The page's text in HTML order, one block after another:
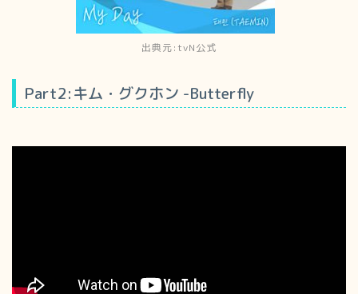
出典元:tvN公式
Part2:キム・グクホン -Butterfly